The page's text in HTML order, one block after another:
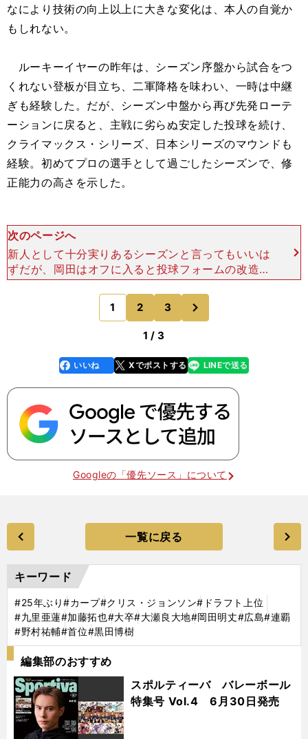
なにより技術の向上以上に大きな変化は、本人の自覚か
もしれない。
ルーキーイヤーの昨年は、シーズン序盤から試合をつ
くれない登板が目立ち、二軍降格を味わい、一時は中継
ぎも経験した。だが、シーズン中盤から再び先発ローテ
ーションに戻ると、主戦に劣らぬ安定した投球を続け、
クライマックス・シリーズ、日本シリーズのマウンドも
経験。初めてプロの選手として過ごしたシーズンで、修
正能力の高さを示した。
次のページへ
新人として十分実りあるシーズンと言ってもいいは
ずだが、岡田はオフに入ると投球フォームの改造に
着手する。肩のラインの上下動を最小限にとどめ、
踏み出した左足の着地後、コンマ数秒の"間"を追求
した。それが、
1 2 3
1 / 3
faceboo
k
いいね Xでポストする
line LINEで送る
Googleの「優先ソース」について
一覧に戻る
キーワード
#25年ぶり#カープ#クリス・ジョンソン#ドラフト上位
#九里亜蓮#加藤拓也#大卒#大瀬良大地#岡田明丈#広島#連覇
#野村祐輔#首位#黒田博樹
編集部のおすすめ
スポルティーバ バレーボール
特集号 Vol.4 6月30日発売